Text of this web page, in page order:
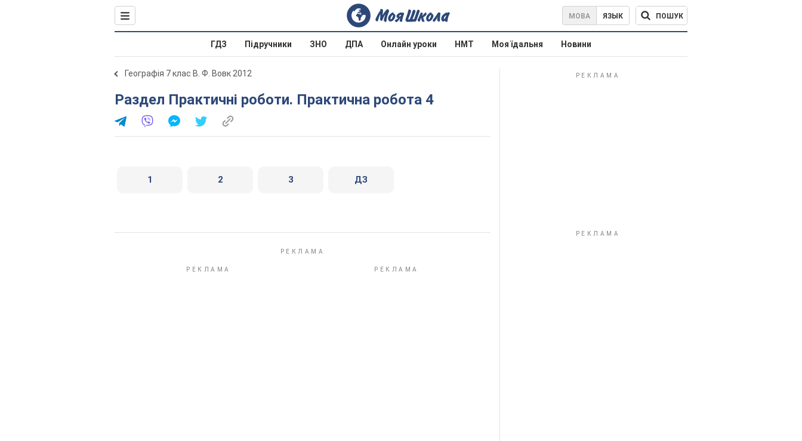
МОВА ЯЗЫК ПОШУК
ГДЗ Підручники ЗНО ДПА Онлайн уроки НМТ Моя їдальня Новини
Географія 7 клас В. Ф. Вовк 2012
Раздел Практичні роботи. Практична робота 4
1 2 3 ДЗ